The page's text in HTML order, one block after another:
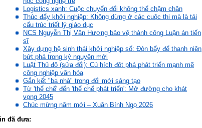
Logistics xanh: Cuộc chuyển đổi không thể chậm chân
Thúc đẩy khởi nghiệp: Không dừng ở các cuộc thi mà là tái
cấu trúc triết lý giáo dục
NCS Nguyễn Thị Vân Hương bảo vệ thành công Luận án tiến
sĩ
Xây dựng hệ sinh thái khởi nghiệp số: Đòn bẩy để thanh niên
bứt phá trong kỷ nguyên mới
Luật Thủ đô (sửa đổi): Cú hích đột phá phát triển mạnh mẽ
công nghiệp văn hóa
Gắn kết "ba nhà" trong đổi mới sáng tạo
Từ 'thể chế' đến 'thể chế phát triển': Mở đường cho khát
vọng 2045
Chúc mừng năm mới – Xuân Bính Ngọ 2026
đã đưa: